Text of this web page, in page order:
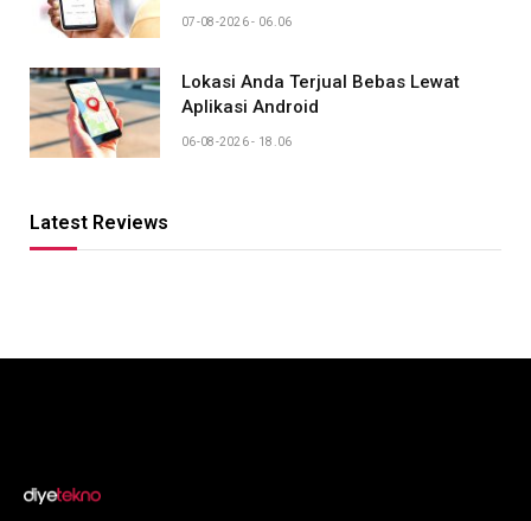
07-08-2026 - 06.06
Lokasi Anda Terjual Bebas Lewat
Aplikasi Android
06-08-2026 - 18.06
Latest Reviews